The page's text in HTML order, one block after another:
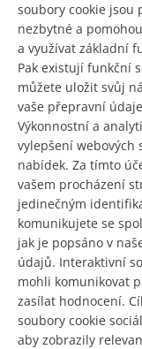
soubory cookie jsou
nezbytné a
a využívat základní
Pak existují funkční
můžete uložit svůj
vaše přepravní
Výkonnostní a
vylepšení webových
nabídek. Za tímto
vašem procházení
jedinečným
komunikujete se
jak je popsáno v
údajů. Interaktivní
mohli komunikovat
zasílat hodnocení.
soubory cookie
aby zobrazily